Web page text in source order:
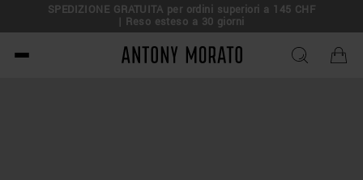
SPEDIZIONE GRATUITA per ordini superiori a 145 CHF
| Reso esteso a 30 giorni
Antony Morato - Official